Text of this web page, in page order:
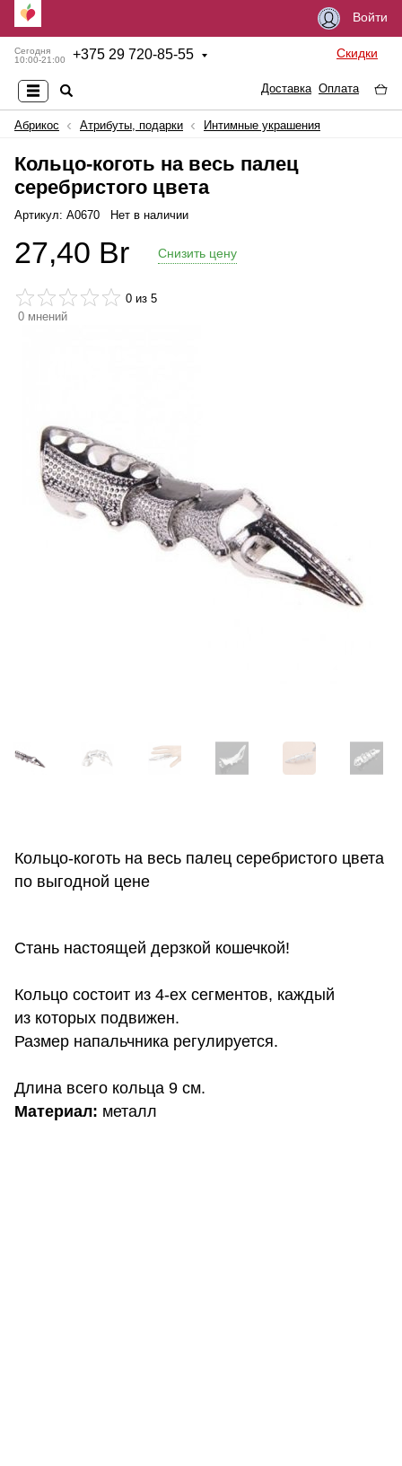
Войти
Сегодня
10:00-21:00
+375 29 720-85-55 Скидки
Доставка Оплата
Абрикос Атрибуты, подарки Интимные украшения
Кольцо-коготь на весь палец
серебристого цвета
Артикул: А0670 Нет в наличии
27,40 Br Снизить цену
0 из 5
0 мнений
Кольцо-коготь на весь палец серебристого цвета
по выгодной цене
Стань настоящей дерзкой кошечкой!
Кольцо состоит из 4-ех сегментов, каждый
из которых подвижен.
Размер напальчника регулируется.
Длина всего кольца 9 см.
Материал: металл